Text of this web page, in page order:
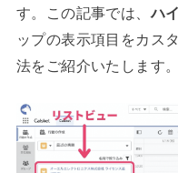
す。この記事では、ハ
ップの表示項目 をカス
法をご紹介いたします。